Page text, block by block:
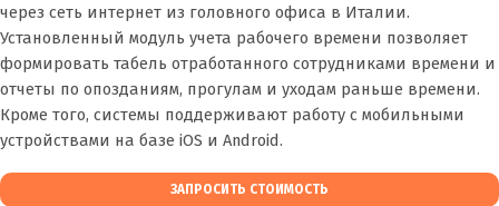
через сеть интернет из головного офиса в Италии.
Установленный модуль учета рабочего времени позволяет
формировать табель отработанного сотрудниками времени и
отчеты по опозданиям, прогулам и уходам раньше времени.
Кроме того, системы поддерживают работу с мобильными
устройствами на базе iOS и Android.
ЗАПРОСИТЬ СТОИМОСТЬ